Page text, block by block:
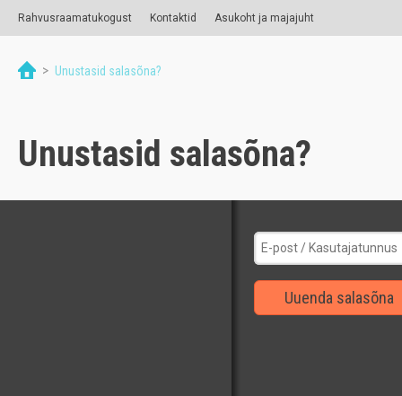
Rahvusraamatukogust Kontaktid Asukoht ja majajuht
> Unustasid salasõna?
Unustasid salasõna?
Uuenda salasõna